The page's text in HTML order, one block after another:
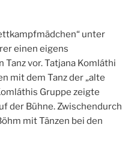
unter
einen eigens
vor. Tatjana Komláthi
mit dem Tanz der „alte
Gruppe zeigte
der Bühne. Zwischendurch
mit Tänzen bei den